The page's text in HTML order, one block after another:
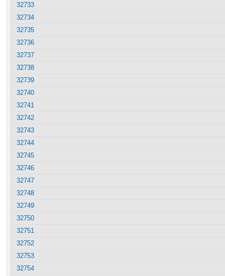
32733
32734
32735
32736
32737
32738
32739
32740
32741
32742
32743
32744
32745
32746
32747
32748
32749
32750
32751
32752
32753
32754